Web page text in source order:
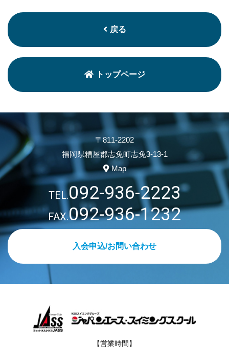
戻る
トップページ
〒811-2202
福岡県糟屋郡志免町志免3-13-1
Map
TEL.092-936-2223
FAX.092-936-1232
入会申込/お問い合わせ
【営業時間】